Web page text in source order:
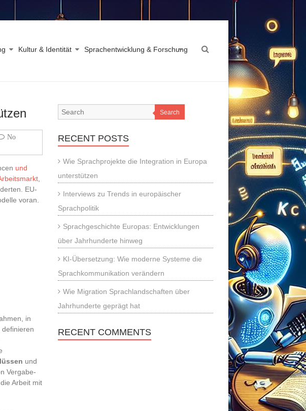
Kultur & Identität Sprachentwicklung & Forschung
No
und
EU-
voran.
in
und
Vergabe-
Arbeit mit
Search
RECENT POSTS
Wie Sprachprojekte die Integration in Europa
unterstützen
Interviews zu Trends in europäischer
Sprachpolitik
Sprachgeschichte Europas: Entwicklungen
über Jahrhunderte hinweg
KI-Übersetzung: Wie moderne Systeme die
Sprachkommunikation verändern
Wie Migration Sprachlandschaften über
Jahrhunderte geprägt hat
RECENT COMMENTS